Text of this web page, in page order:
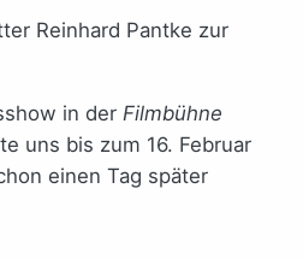
Reinhard Pantke zur
in der Filmbühne
uns bis zum 16. Februar
einen Tag später